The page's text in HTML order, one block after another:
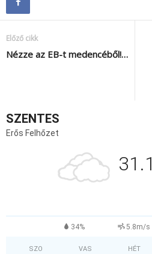
Előző cikk
Nézze az EB-t medencéből!…
SZENTES
Erős Felhőzet
31.1
34% 5.8m/s
SZO VAS HÉT